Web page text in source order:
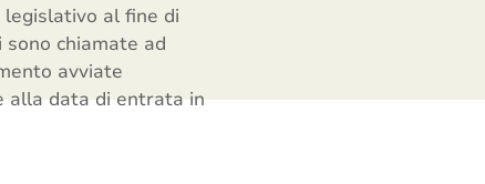
legislativo al fine di
chiamate ad
avviate
alla data di entrata in